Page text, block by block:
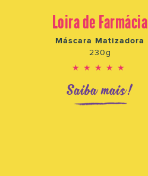
Loira de Farmácia
Máscara Matizadora
230g
★★★★★
Saiba mais!